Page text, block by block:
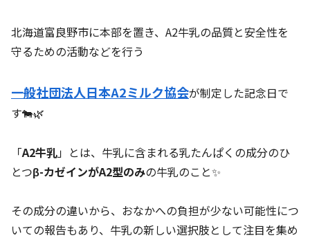
北海道富良野市に本部を置き、A2牛乳の品質と安全性を
守るための活動などを行う
一般社団法人日本A2ミルク協会が制定した記念日で
す🐄🌿
「A2牛乳」とは、牛乳に含まれる乳たんぱくの成分のひ
とつβ-カゼインがA2型のみの牛乳のこと✨
その成分の違いから、おなかへの負担が少ない可能性につ
いての報告もあり、牛乳の新しい選択肢として注目を集め